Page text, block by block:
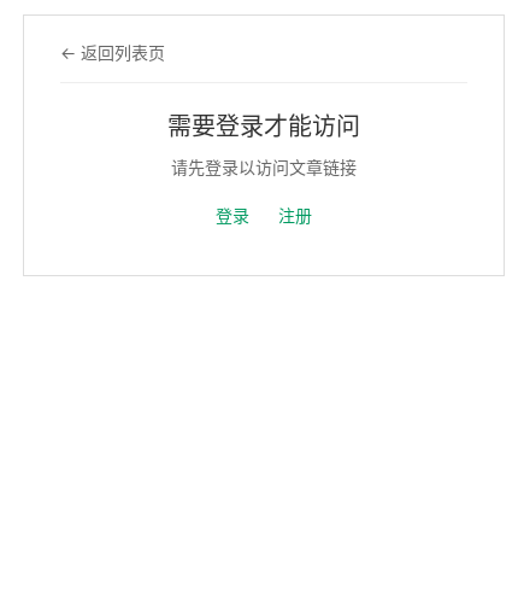
← 返回列表页
需要登录才能访问
请先登录以访问文章链接
登录 注册